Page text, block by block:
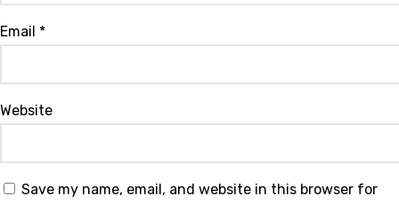
Email *
Website
Save my name, email, and website in this browser for